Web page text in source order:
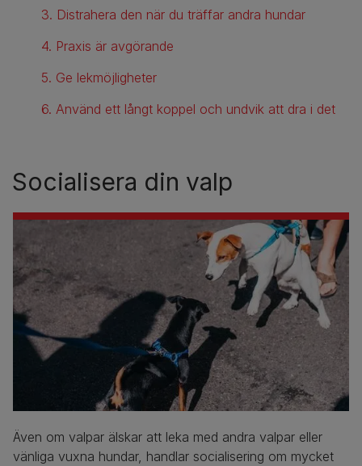
3. Distrahera den när du träffar andra hundar
4. Praxis är avgörande
5. Ge lekmöjligheter
6. Använd ett långt koppel och undvik att dra i det
Socialisera din valp
Även om valpar älskar att leka med andra valpar eller
vänliga vuxna hundar, handlar socialisering om mycket